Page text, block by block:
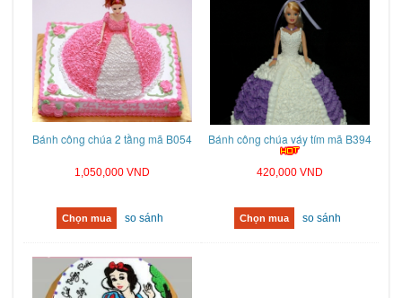
Bánh công chúa 2 tầng mã B054
1,050,000 VND
Chọn mua so sánh
Bánh công chúa váy tím mã B394
420,000 VND
Chọn mua so sánh